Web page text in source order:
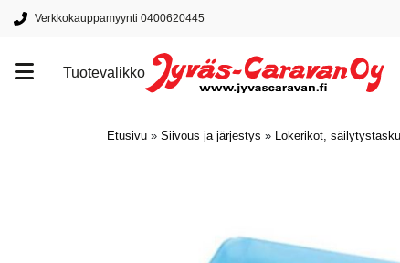
Verkkokauppamyynti 0400620445
Tuotevalikko
Etusivu » Siivous ja järjestys » Lokerikot,